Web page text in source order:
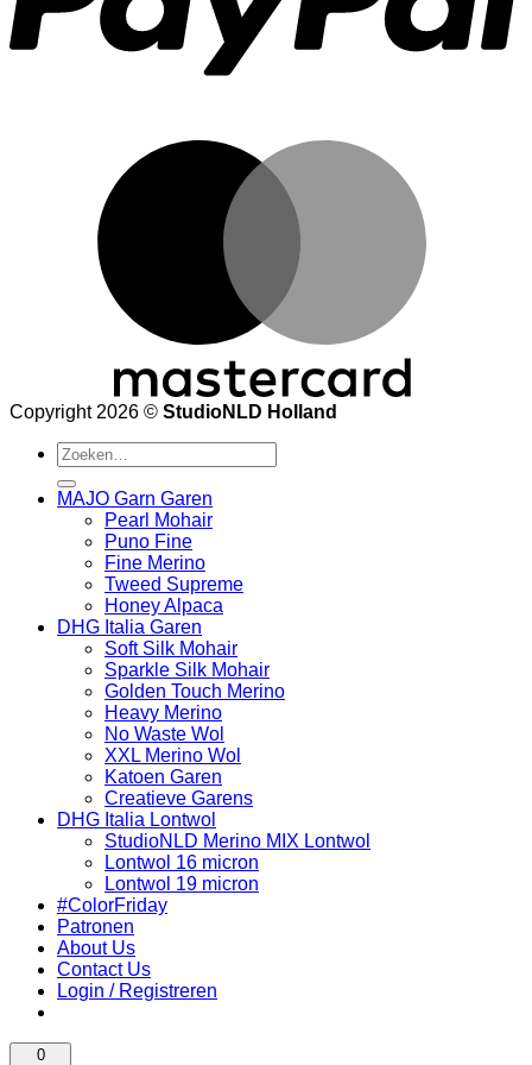
Copyright 2026 © StudioNLD Holland
Zoeken
naar:
MAJO Garn Garen
Pearl Mohair
Puno Fine
Fine Merino
Tweed Supreme
Honey Alpaca
DHG Italia Garen
Soft Silk Mohair
Sparkle Silk Mohair
Golden Touch Merino
Heavy Merino
No Waste Wol
XXL Merino Wol
Katoen Garen
Creatieve Garens
DHG Italia Lontwol
StudioNLD Merino MIX Lontwol
Lontwol 16 micron
Lontwol 19 micron
#ColorFriday
Patronen
About Us
Contact Us
Login / Registreren
0